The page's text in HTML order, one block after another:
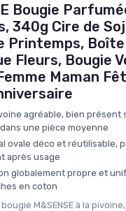
Bougie
340g Cire de
Printemps, Boîte
Fleurs, Bougie
Maman
agréable, bien présent
une pièce moyenne
ovale déco et réutilisable,
après usage
globalement propre et
en coton
M&SENSE à la pivoine,